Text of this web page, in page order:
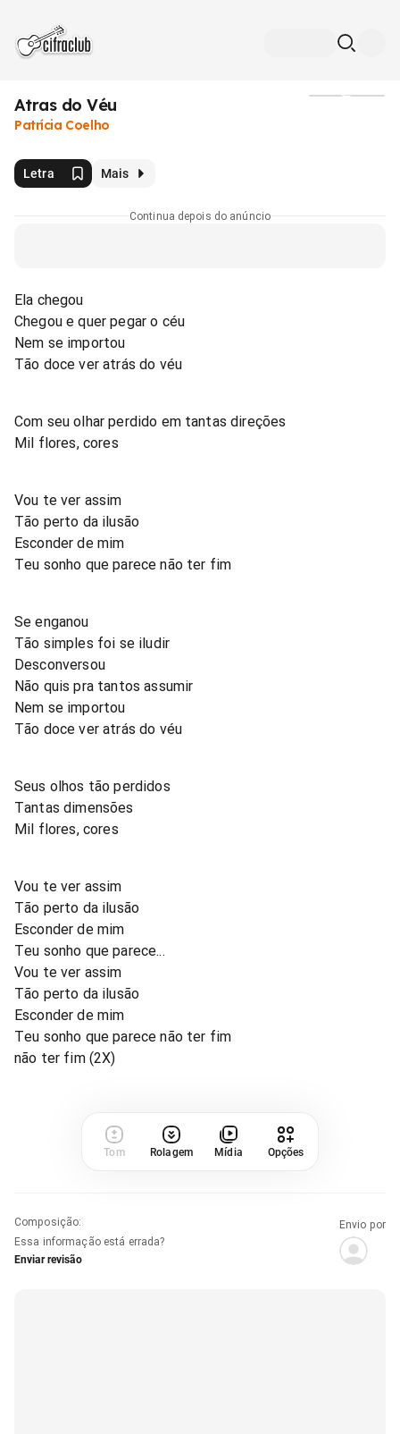
Atras do Véu
Patrícia Coelho
Letra Mais
Continua depois do anúncio
Ela chegou
Chegou e quer pegar o céu
Nem se importou
Tão doce ver atrás do véu
Com seu olhar perdido em tantas direções
Mil flores, cores
Vou te ver assim
Tão perto da ilusão
Esconder de mim
Teu sonho que parece não ter fim
Se enganou
Tão simples foi se iludir
Desconversou
Não quis pra tantos assumir
Nem se importou
Tão doce ver atrás do véu
Seus olhos tão perdidos
Tantas dimensões
Mil flores, cores
Vou te ver assim
Tão perto da ilusão
Esconder de mim
Teu sonho que parece...
Vou te ver assim
Tão perto da ilusão
Esconder de mim
Teu sonho que parece não ter fim
não ter fim (2X)
Tom Rolagem Mídia Opções
Composição:
Essa informação está errada?
Enviar revisão
Envio por